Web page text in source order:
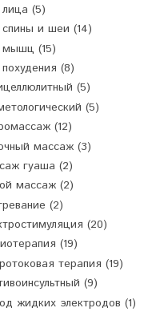
(5)
и шеи (14)
(15)
(8)
(5)
(5)
(12)
массаж (3)
гуаша (2)
массаж (2)
(2)
(20)
(19)
терапия (19)
(9)
жидких электродов (1)